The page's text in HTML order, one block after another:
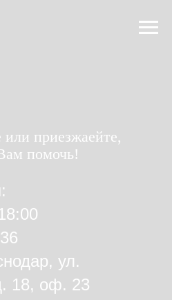
приезжаейте,
помочь!
ул.
18, оф. 23